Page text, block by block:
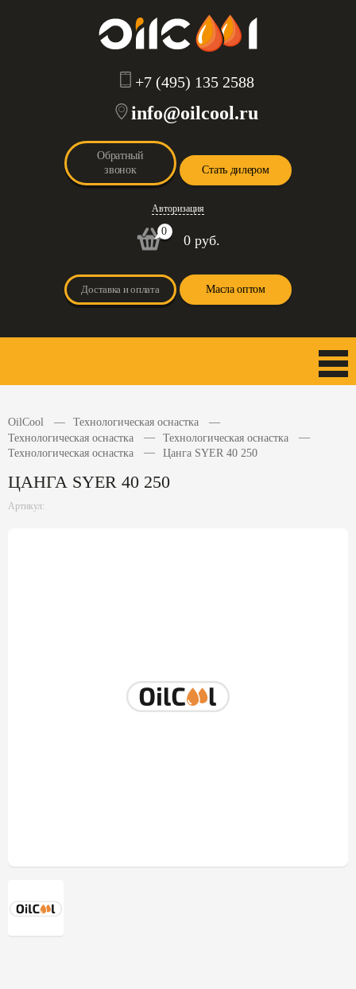
+7 (495) 135 2588
info@oilcool.ru
Обратный
звонок
Стать дилером
Авторизация
0
0 руб.
Доставка и оплата Масла оптом
OilCool
Технологическая оснастка
Технологическая оснастка
Технологическая оснастка
Технологическая оснастка
Цанга SYER 40 250
ЦАНГА SYER 40 250
Артикул: